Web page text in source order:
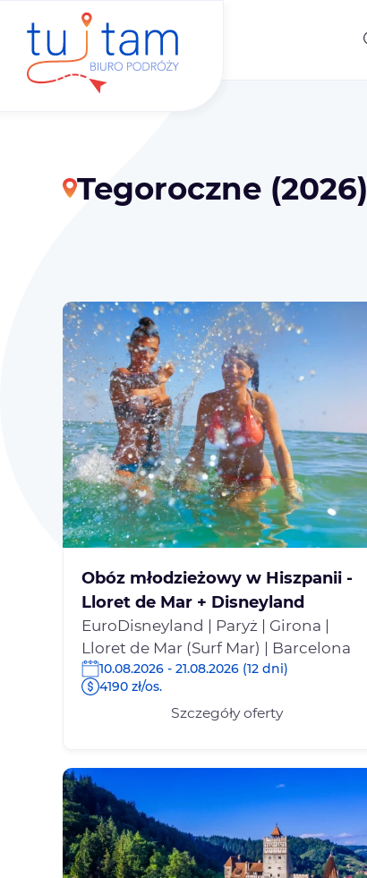
Tegoroczne (2026)
Obóz młodzieżowy w Hiszpanii -
Lloret de Mar + Disneyland
EuroDisneyland | Paryż | Girona |
Lloret de Mar (Surf Mar) | Barcelona
10.08.2026 - 21.08.2026 (12 dni)
4190 zł/os.
Szczegóły oferty